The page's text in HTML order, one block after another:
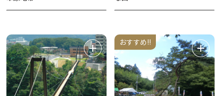
おすすめ!!